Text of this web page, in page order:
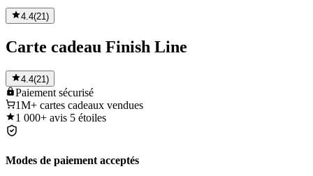
4.4(21 )
Carte cadeau Finish Line
4.4(21)
Paiement sécurisé
1M+ cartes cadeaux vendues
1 000+ avis 5 étoiles
Modes de paiement acceptés